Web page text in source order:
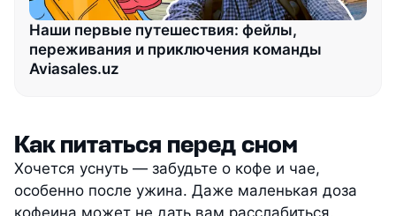
Наши первые путешествия: фейлы,
переживания и приключения команды
Aviasales.uz
Как питаться перед сном
Хочется уснуть — забудьте о кофе и чае,
особенно после ужина. Даже маленькая доза